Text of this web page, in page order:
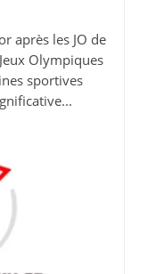
après les JO de
Olympiques
sportives